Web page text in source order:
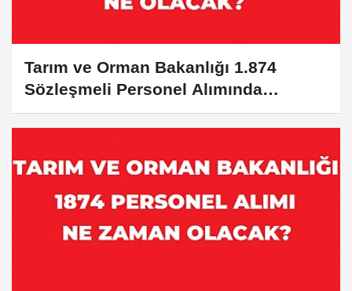
Tarım ve Orman Bakanlığı 1.874
Sözleşmeli Personel Alımında
Başvuru...